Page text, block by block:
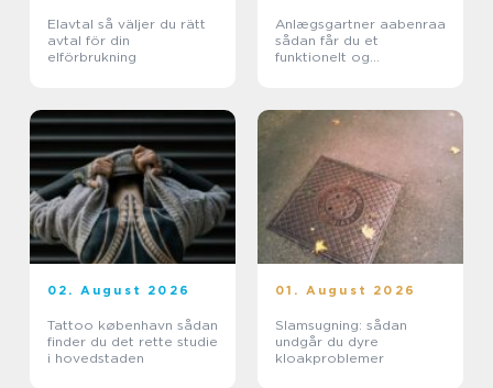
Elavtal så väljer du rätt
avtal för din
elförbrukning
Anlægsgartner aabenraa
sådan får du et
funktionelt og
02. August 2026
Tattoo københavn sådan
finder du det rette studie
i hovedstaden
01. August 2026
Slamsugning: sådan
undgår du dyre
kloakproblemer